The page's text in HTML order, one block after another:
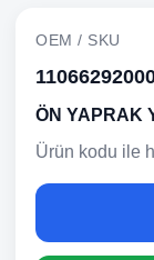
OEM / SKU
ÖN YAPRAK
Ürün kodu ile